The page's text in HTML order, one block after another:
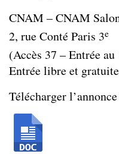
CNAM – CNAM
2, rue Conté Paris 3e
(Accès 37 – Entrée au
Entrée libre et gratuite
Télécharger